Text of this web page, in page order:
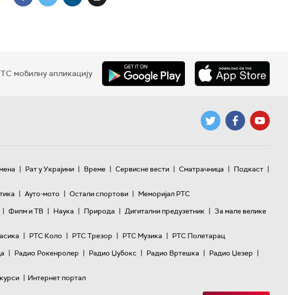
мобилну апликацију
| Рат у Украјини | Време | Сервисне вести | Сматрачница | Подкаст |
| Ауто-мото | Остали спортови | Меморијал РТС
| Филм и ТВ | Наука | Природа | Дигитални предузетник | За мале велике
| РТС Коло | РТС Трезор | РТС Музика | РТС Полетарац
| Радио Рокенролер | Радио Џубокс | Радио Вртешка | Радио Џезер |
| Интернет портал